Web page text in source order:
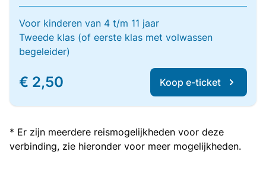
Voor kinderen van 4 t/m 11 jaar
Tweede klas (of eerste klas met volwassen
begeleider)
€ 2,50 Koop e-ticket
* Er zijn meerdere reismogelijkheden voor deze
verbinding, zie hieronder voor meer mogelijkheden.